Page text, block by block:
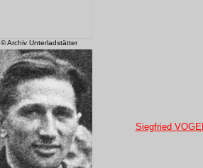
© Archiv Unterladstätter
Siegfried